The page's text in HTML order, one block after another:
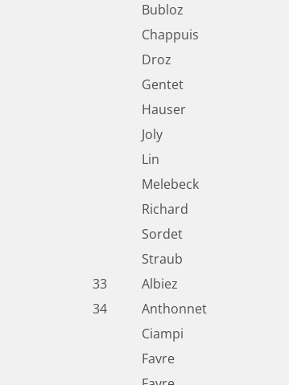
Bubloz
Chappuis
Droz
Gentet
Hauser
Joly
Lin
Melebeck
Richard
Sordet
Straub
33
Albiez
34
Anthonnet
Ciampi
Favre